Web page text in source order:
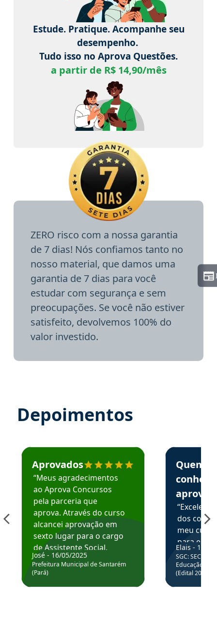
Estude. Pratique. Acompanhe seu
desempenho.
Tudo isso no Aprova Questões.
a partir de R$ 14,90/mês
ZERO risco com a nossa garantia
de 7 dias! Nós confiamos tanto no
nosso material, que damos uma
garantia de 7 dias para você
estudar com segurança e sem
preocupações. Se você não estiver
satisfeito, devolvemos 100% do
valor investido.
Depoimentos
Estudante José recomenda o Aprova Concursos em
Aprovados
“Meus agradecimentos
ao Aprova Concursos
pela parceria que
aprova. Através do curso
alcancei aprovação em
sexto lugar para o cargo
de Assistente Social.
Hoje estou atuando na
Prefeitura de Santarém.
José - 16/05/2025
Prefeitura Municipal de Santarém
(Pará)
Estudante
Quem
aprova
dos
meu
para
colocar
através
de
Elais - 15/
SGC: SEC BA
Educação
(Edital